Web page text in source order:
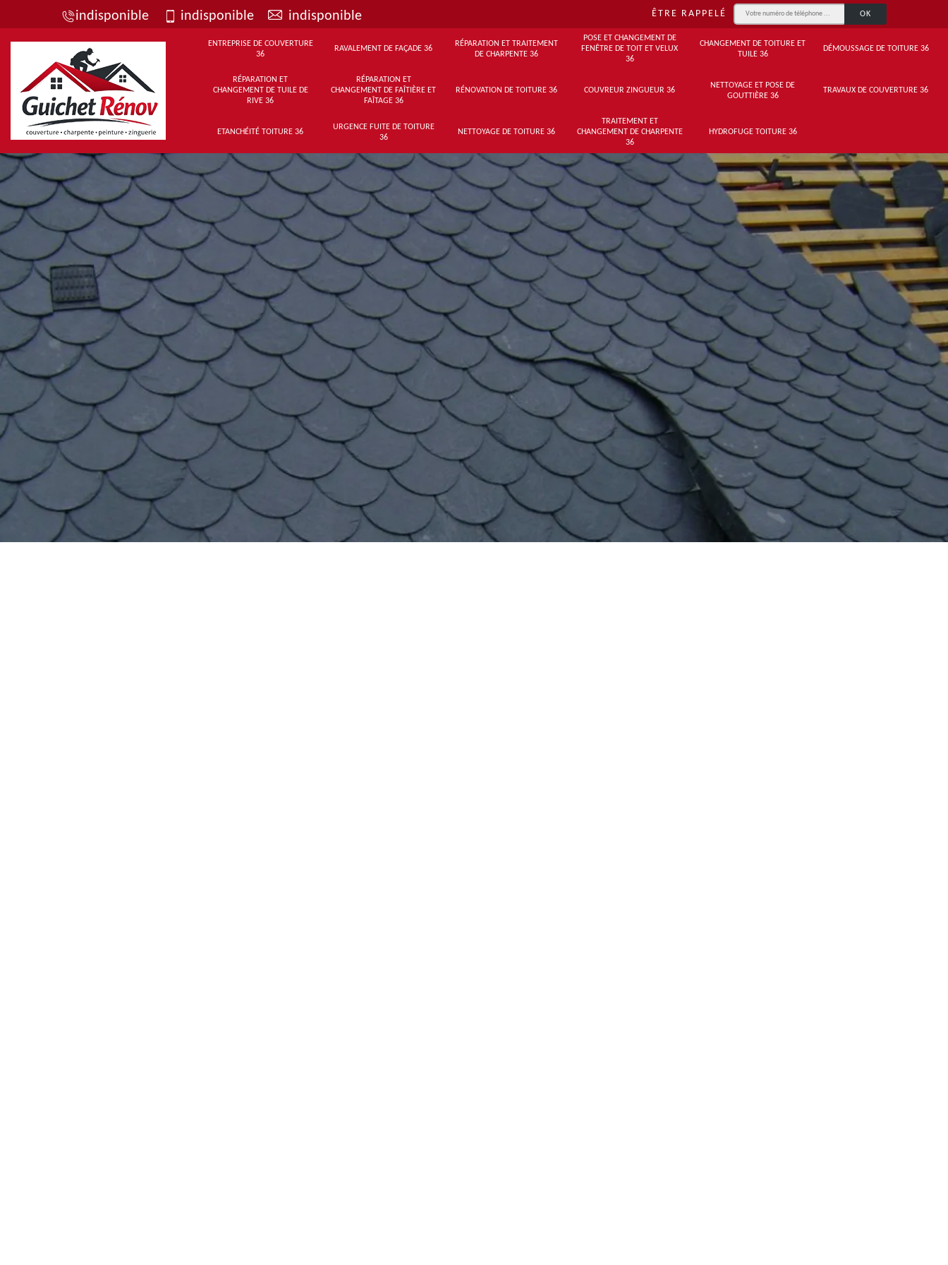
indisponible indisponible indisponible ÊTRE RAPPELÉ
ENTREPRISE DE COUVERTURE
36
RAVALEMENT DE FAÇADE 36
RÉPARATION ET TRAITEMENT
DE CHARPENTE 36
POSE ET CHANGEMENT DE
FENÊTRE DE TOIT ET VELUX
36
CHANGEMENT DE TOITURE ET
TUILE 36
DÉMOUSSAGE DE TOITURE 36
RÉPARATION ET
CHANGEMENT DE TUILE DE
RIVE 36
RÉPARATION ET
CHANGEMENT DE FAÎTIÈRE ET
FAÎTAGE 36
RÉNOVATION DE TOITURE 36 COUVREUR ZINGUEUR 36
NETTOYAGE ET POSE DE
GOUTTIÈRE 36
TRAVAUX DE COUVERTURE 36
ETANCHÉITÉ TOITURE 36
URGENCE FUITE DE TOITURE
36
NETTOYAGE DE TOITURE 36
TRAITEMENT ET
CHANGEMENT DE CHARPENTE
36
HYDROFUGE TOITURE 36